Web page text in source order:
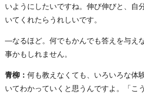
いようにしたいですね。伸び伸びと、自
いてくれたらうれしいです。
―なるほど。何でもかんでも答えを与え
事かもしれません。
青柳： 何も教えなくても、いろいろな体
いてわかっていくと思うんですよ。「こ